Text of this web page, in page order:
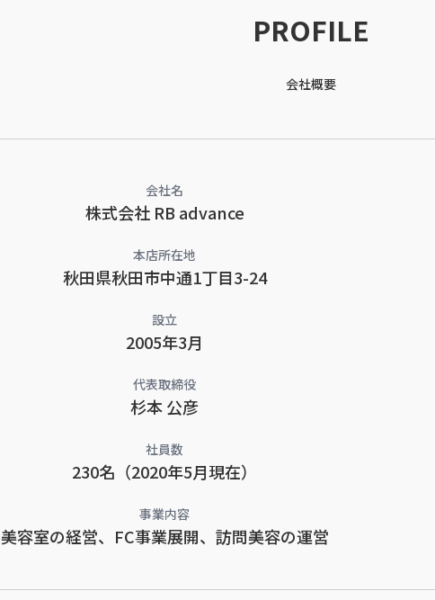
PROFILE
会社概要
会社名
株式会社 RB advance
本店所在地
秋田県秋田市中通1丁目3-24
設立
2005年3月
代表取締役
杉本 公彦
社員数
230名（2020年5月現在）
事業内容
美容室の経営、FC事業展開、訪問美容の運営